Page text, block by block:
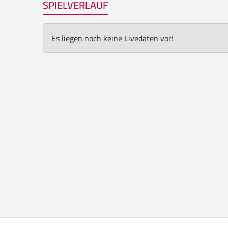
SPIELVERLAUF
Es liegen noch keine Livedaten vor!